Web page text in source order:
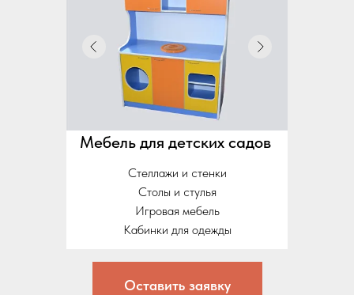
Мебель для детских садов
Стеллажи и стенки
Столы и стулья
Игровая мебель
Кабинки для одежды
Оставить заявку